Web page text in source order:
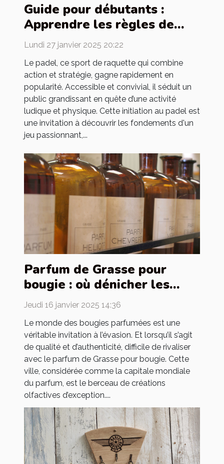
Guide pour débutants :
Apprendre les règles de
base du padel
Lundi 27 janvier 2025 20:22
Le padel, ce sport de raquette qui combine
action et stratégie, gagne rapidement en
popularité. Accessible et convivial, il séduit un
public grandissant en quête d’une activité
ludique et physique. Cette initiation au padel est
une invitation à découvrir les fondements d'un
jeu passionnant,...
Parfum de Grasse pour
bougie : où dénicher les
meilleurs ?
Jeudi 16 janvier 2025 14:36
Le monde des bougies parfumées est une
véritable invitation à l’évasion. Et lorsqu’il s’agit
de qualité et d’authenticité, difficile de rivaliser
avec le parfum de Grasse pour bougie. Cette
ville, considérée comme la capitale mondiale
du parfum, est le berceau de créations
olfactives d’exception....